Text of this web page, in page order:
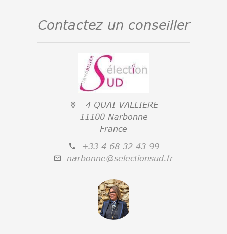
Contactez un conseiller
4 QUAI VALLIERE
11100 Narbonne
France
+33 4 68 32 43 99
narbonne@selectionsud.fr